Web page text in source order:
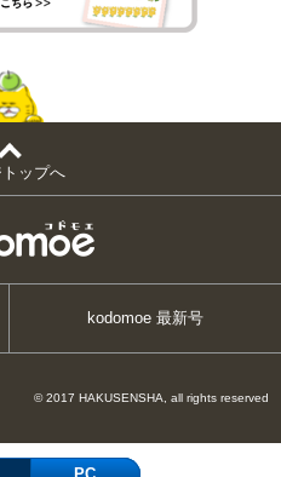
ップへ
kodomoe 最新号
© 2017 HAKUSENSHA, all rights reserved